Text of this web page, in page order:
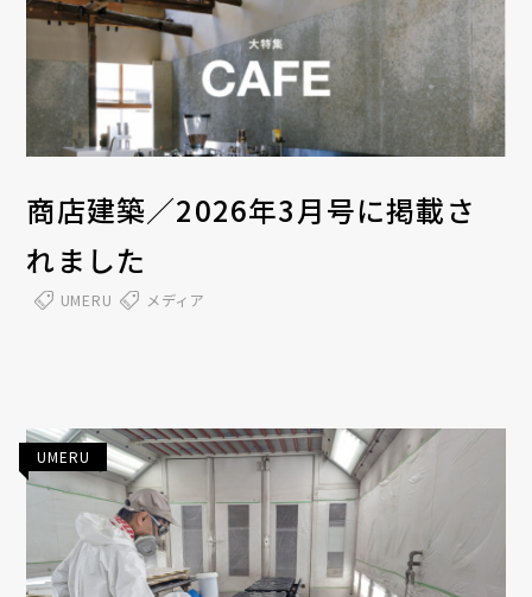
商店建築／2026年3月号に掲載さ
れました
UMERU メディア
UMERU